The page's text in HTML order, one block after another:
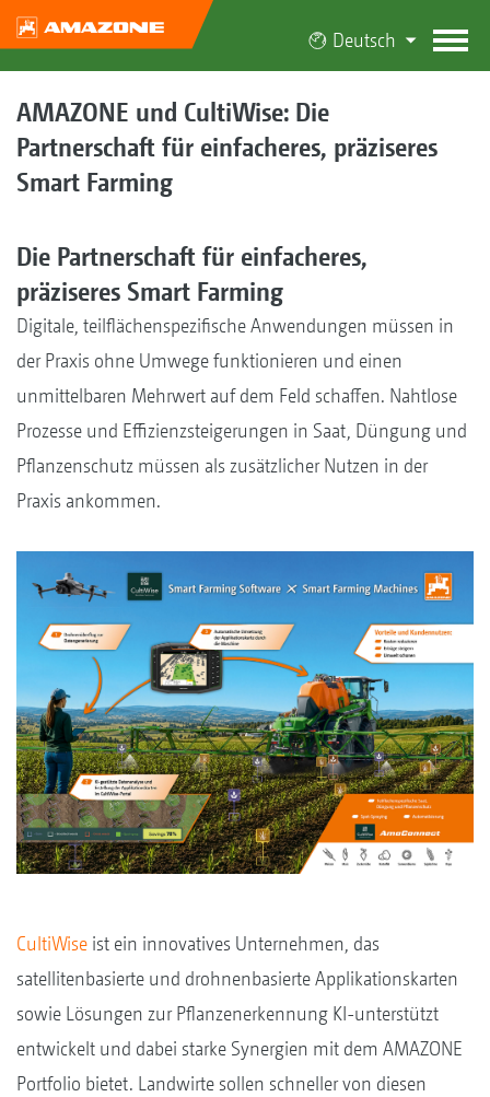
Deutsch
AMAZONE und CultiWise: Die
Partnerschaft für einfacheres, präziseres
Smart Farming
Die Partnerschaft für einfacheres,
präziseres Smart Farming
Digitale, teilflächenspezifische Anwendungen müssen in
der Praxis ohne Umwege funktionieren und einen
unmittelbaren Mehrwert auf dem Feld schaffen. Nahtlose
Prozesse und Effizienzsteigerungen in Saat, Düngung und
Pflanzenschutz müssen als zusätzlicher Nutzen in der
Praxis ankommen.
CultiWise ist ein innovatives Unternehmen, das
satellitenbasierte und drohnenbasierte Applikationskarten
sowie Lösungen zur Pflanzenerkennung KI-unterstützt
entwickelt und dabei starke Synergien mit dem AMAZONE
Portfolio bietet. Landwirte sollen schneller von diesen